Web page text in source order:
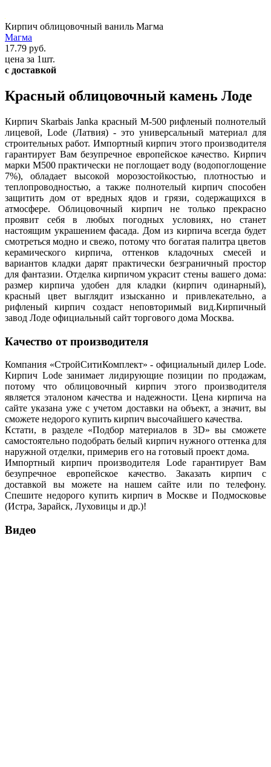
Кирпич облицовочный ваниль Магма
Магма
17.79 руб.
цена за 1шт.
с доставкой
Красный облицовочный камень Лоде
Кирпич Skarbais Janka красный М-500 рифленый полнотелый
лицевой, Lode (Латвия) - это универсальный материал для
строительных работ. Импортный кирпич этого производителя
гарантирует Вам безупречное европейское качество. Кирпич
марки М500 практически не поглощает воду (водопоглощение
7%), обладает высокой морозостойкостью, плотностью и
теплопроводностью, а также полнотелый кирпич способен
защитить дом от вредных ядов и грязи, содержащихся в
атмосфере. Облицовочный кирпич не только прекрасно
проявит себя в любых погодных условиях, но станет
настоящим украшением фасада. Дом из кирпича всегда будет
смотреться модно и свежо, потому что богатая палитра цветов
керамического кирпича, оттенков кладочных смесей и
вариантов кладки дарят практически безграничный простор
для фантазии. Отделка кирпичом украсит стены вашего дома:
размер кирпича удобен для кладки (кирпич одинарный),
красный цвет выглядит изысканно и привлекательно, а
рифленый кирпич создаст неповторимый вид.Кирпичный
завод Лоде официальный сайт торгового дома Москва.
Качество от производителя
Компания «СтройСитиКомплект» - официальный дилер Lode.
Кирпич Lode занимает лидирующие позиции по продажам,
потому что облицовочный кирпич этого производителя
является эталоном качества и надежности. Цена кирпича на
сайте указана уже с учетом доставки на объект, а значит, вы
сможете недорого купить кирпич высочайшего качества.
Кстати, в разделе «Подбор материалов в 3D» вы сможете
самостоятельно подобрать белый кирпич нужного оттенка для
наружной отделки, примерив его на готовый проект дома.
Импортный кирпич производителя Lode гарантирует Вам
безупречное европейское качество. Заказать кирпич с
доставкой вы можете на нашем сайте или по телефону.
Спешите недорого купить кирпич в Москве и Подмосковье
(Истра, Зарайск, Луховицы и др.)!
Видео